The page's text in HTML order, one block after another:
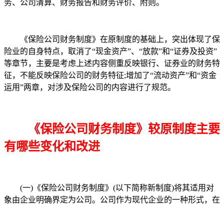
务、公司清算、财务报告和财务评价、附则。
《保险公司财务制度》在原制度的基础上，突出体现了保
险业的自身特点，取消了“现金资产”、“放款”和“证券及投资”
等章节，主要是考虑上述内容侧重反映银行、证券业的财务特
征，不能反映保险公司的财务特征;增加了“流动资产”和“资金
运用”两章，对涉及保险公司的内容进行了规范。
《保险公司财务制度》较原制度主要
有哪些变化和改进
(一)《保险公司财务制度》(以下简称新制度)将其适用对
象由企业明确界定为公司。公司作为现代企业的一种形式，在